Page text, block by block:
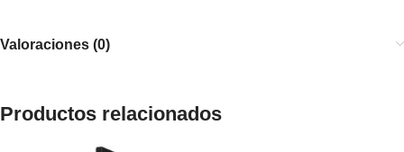
Valoraciones (0)
Productos relacionados